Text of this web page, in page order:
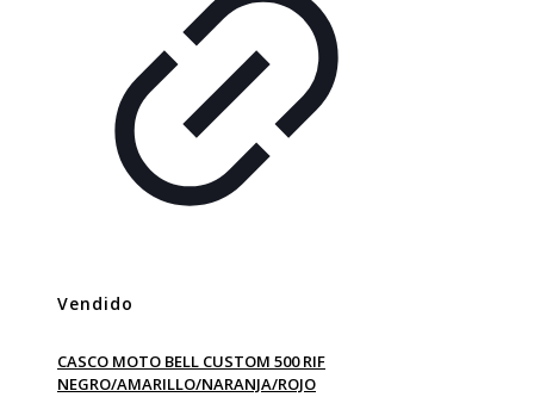
Vendido
CASCO MOTO BELL CUSTOM 500 RIF
NEGRO/AMARILLO/NARANJA/ROJO